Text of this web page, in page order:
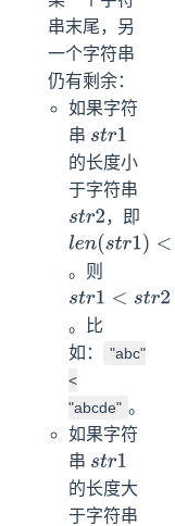
串末尾，另
一个字符串
仍有剩余：
如果字符
串 str1
的长度小
于字符串
str2 ，即
len(str1)
<
en
。则
str1< str2
。比
如：
"abc"
<
"abcde" 。
如果字符
串 str1
的长度大
于字符串